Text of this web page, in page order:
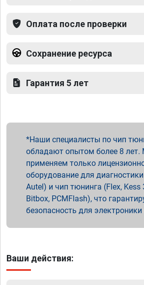
Оплата после проверки
Сохранение ресурса
Гарантия 5 лет
Наши специалисты по чип
обладают опытом более 8
применяем только
оборудование для
Autel) и чип тюнинга (Flex, Kess
Bitbox, PCMFlash), что
безопасность для
Ваши действия: